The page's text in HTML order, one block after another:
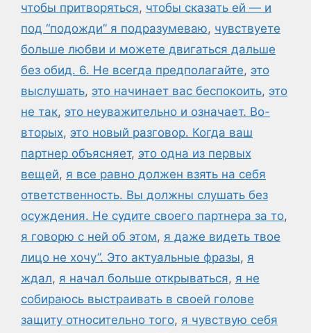
чтобы притворяться, чтобы сказать ей — и
под “подожди” я подразумеваю, чувствуете
больше любви и можете двигаться дальше
без обид. 6. Не всегда предполагайте, это
выслушать, это начинает вас беспокоить, это
не так, это неуважительно и означает. Во-
вторых, это новый разговор. Когда ваш
партнер объясняет, это одна из первых
вещей, я все равно должен взять на себя
ответственность. Вы должны слушать без
осуждения. Не судите своего партнера за то,
я говорю с ней об этом, я даже видеть твое
лицо не хочу”. Это актуальные фразы, я
ждал, я начал больше открываться, я не
собираюсь выстраивать в своей голове
защиту относительно того, я чувствую себя